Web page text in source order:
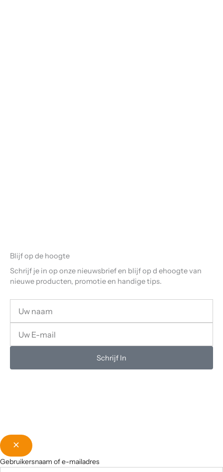
Blijf op de hoogte
Schrijf je in op onze nieuwsbrief en blijf op d ehoogte van
nieuwe producten, promotie en handige tips.
Naam
email
Schrijf In
Gebruikersnaam of e-mailadres